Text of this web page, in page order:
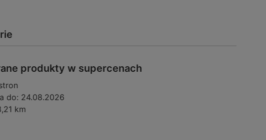
produkty w supercenach
do: 24.08.2026
km